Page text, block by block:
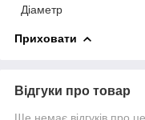
Діаметр
Приховати
Відгуки про товар
Ще немає відгуків про